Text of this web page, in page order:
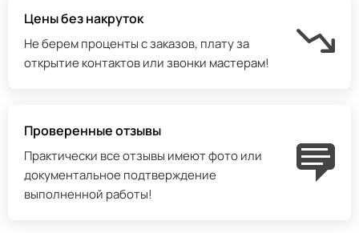
Цены без накруток
Не берем проценты с заказов, плату за
открытие контактов или звонки мастерам!
Проверенные отзывы
Практически все отзывы имеют фото или
документальное подтверждение
выполненной работы!